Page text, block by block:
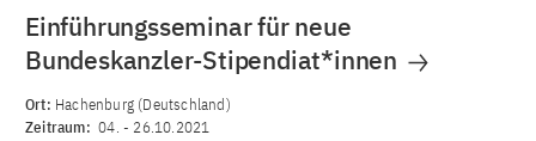
Einführungsseminar für neue
Bundeskanzler-Stipendiat*innen
Ort: Hachenburg (Deutschland)
Zeitraum: 04. - 26.10.2021